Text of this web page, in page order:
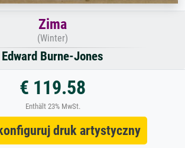
Zima
(Winter)
Edward Burne-Jones
€ 119.58
Enthält 23% MwSt.
druk artystyczny